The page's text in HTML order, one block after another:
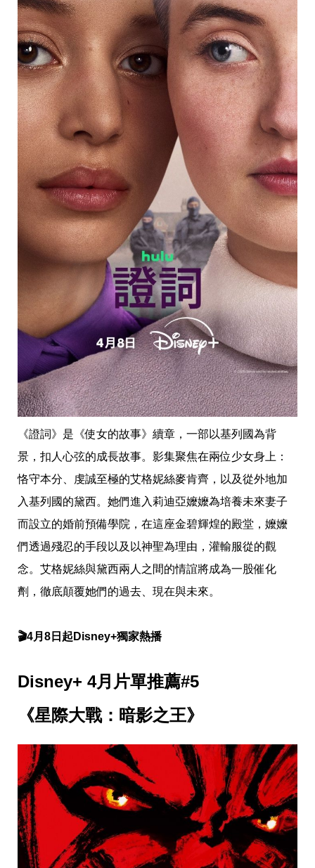
瘦
身
運
動
健
身
名
人
教
學
瘦
身
菜
窈
畫
惠
時
事
熱
門
新
鮮
惠
懶
人
購
物
首
頁
關
於
投
稿
明
版
《證詞》是《使女的故事》續章，一部以基列國為背
景，扣人心弦的成長故事。影集聚焦在兩位少女身上：
恪守本分、虔誠至極的艾格妮絲麥肯齊，以及從外地加
入基列國的黛西。她們進入莉迪亞嬤嬤為培養未來妻子
而設立的婚前預備學院，在這座金碧輝煌的殿堂，嬤嬤
們透過殘忍的手段以及以神聖為理由，灌輸服從的觀
念。艾格妮絲與黛西兩人之間的情誼將成為一股催化
劑，徹底顛覆她們的過去、現在與未來。
🎬4月8日起Disney+獨家熱播
Disney+ 4月片單推薦#5
《星際大戰：暗影之王》